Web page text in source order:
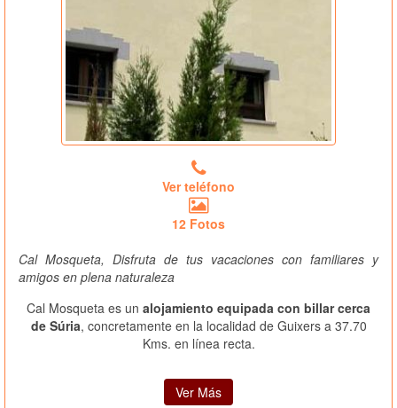
Ver teléfono
12 Fotos
Cal Mosqueta, Disfruta de tus vacaciones con familiares y
amigos en plena naturaleza
Cal Mosqueta es un alojamiento equipada con billar cerca
de Súria, concretamente en la localidad de Guixers a 37.70
Kms. en línea recta.
Ver Más